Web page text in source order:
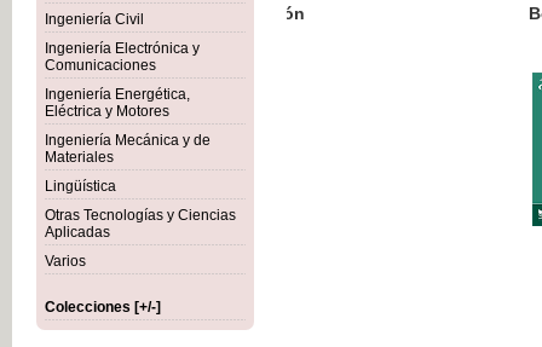
Ingeniería Civil
Ingeniería Electrónica y
Comunicaciones
Ingeniería Energética,
Eléctrica y Motores
Ingeniería Mecánica y de
Materiales
Lingüística
Otras Tecnologías y Ciencias
Aplicadas
Varios
Colecciones [+/-]
Botánica Agroalimentaria